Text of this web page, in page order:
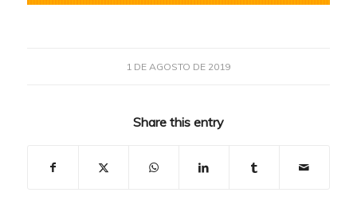
1 DE AGOSTO DE 2019
Share this entry